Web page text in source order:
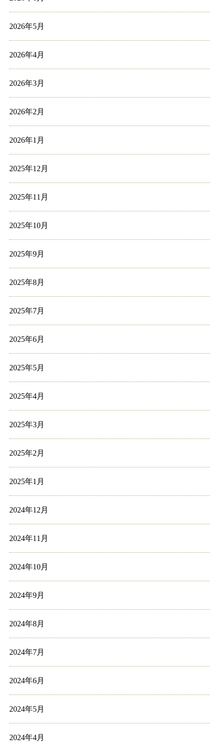
2026年5月
2026年4月
2026年3月
2026年2月
2026年1月
2025年12月
2025年11月
2025年10月
2025年9月
2025年8月
2025年7月
2025年6月
2025年5月
2025年4月
2025年3月
2025年2月
2025年1月
2024年12月
2024年11月
2024年10月
2024年9月
2024年8月
2024年7月
2024年6月
2024年5月
2024年4月